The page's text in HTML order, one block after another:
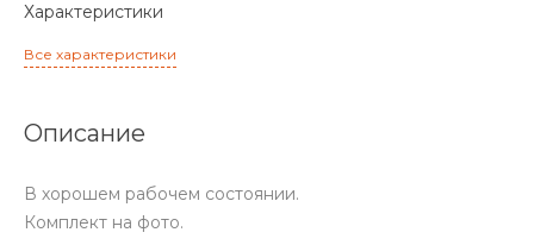
Характеристики
Все характеристики
Описание
В хорошем рабочем состоянии.
Комплект на фото.